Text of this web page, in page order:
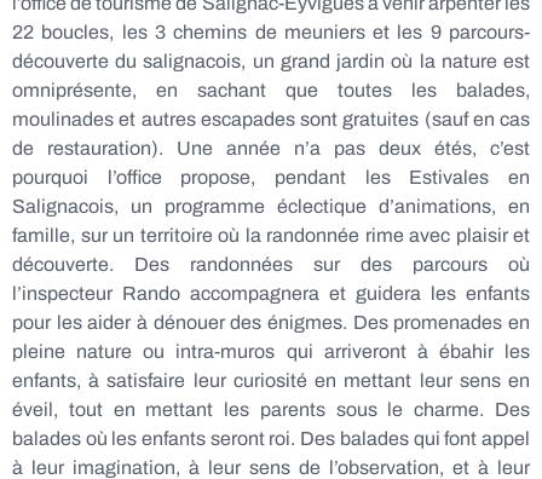
22 boucles, les 3 chemins de meuniers et les 9 parcours-
découverte du salignacois, un grand jardin où la nature est
omniprésente, en sachant que toutes les balades,
moulinades et autres escapades sont gratuites (sauf en cas
de restauration). Une année n’a pas deux étés, c’est
pourquoi l’office propose, pendant les Estivales en
Salignacois, un programme éclectique d’animations, en
famille, sur un territoire où la randonnée rime avec plaisir et
découverte. Des randonnées sur des parcours où
l’inspecteur Rando accompagnera et guidera les enfants
pour les aider à dénouer des énigmes. Des promenades en
pleine nature ou intra-muros qui arriveront à ébahir les
enfants, à satisfaire leur curiosité en mettant leur sens en
éveil, tout en mettant les parents sous le charme. Des
balades où les enfants seront roi. Des balades qui font appel
à leur imagination, à leur sens de l’observation, et à leur